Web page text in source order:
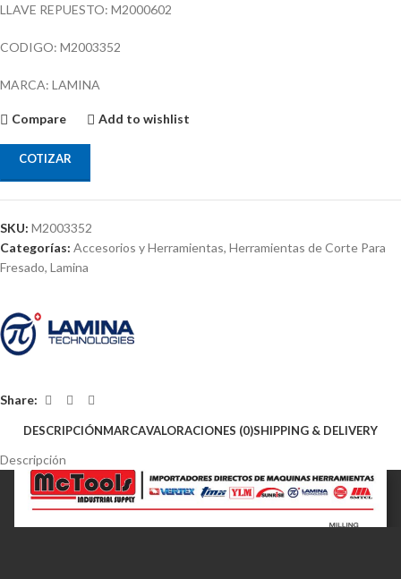
LLAVE REPUESTO: M2000602
CODIGO: M2003352
MARCA: LAMINA
Compare Add to wishlist
COTIZAR
SKU: M2003352
Categorías: Accesorios y Herramientas, Herramientas de Corte Para
Fresado, Lamina
Share:
DESCRIPCIÓNMARCAVALORACIONES (0)SHIPPING & DELIVERY
Descripción